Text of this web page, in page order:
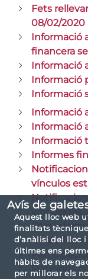
Avís de
Aquest lloc web
finalitats
d’anàlisi del lloc
últimes ens
hàbits de
per millorar els
Fets
08/02/2020
Informació
financera
Informació
Informació
Informació
Informació
Informació
Informació
Informes
vínculos
vinculadas
Otra
Otra
Posicions